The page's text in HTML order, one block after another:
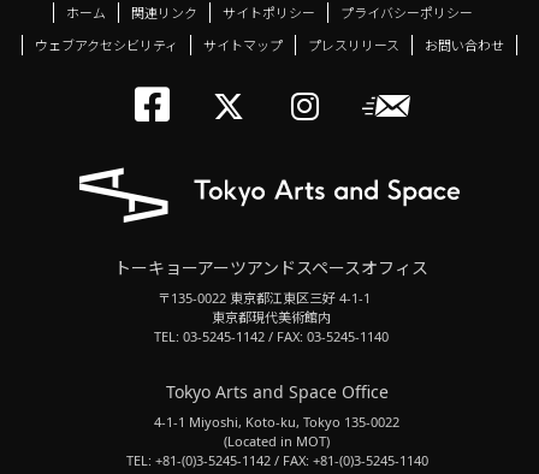
ホーム 関連リンク サイトポリシー
プライバシーポリシー
ウェブアクセシビリティ
サイトマップ プレスリリース お問い合わせ
トーキョーアーツ
メールニ
トーキョーアーツアンドスペースオフィス
〒135-0022 東京都江東区三好 4-1-1
東京都現代美術館内
TEL: 03-5245-1142 / FAX: 03-5245-1140
Tokyo Arts and Space Office
4-1-1 Miyoshi, Koto-ku, Tokyo 135-0022
(Located in MOT)
TEL: +81-(0)3-5245-1142 / FAX: +81-(0)3-5245-1140